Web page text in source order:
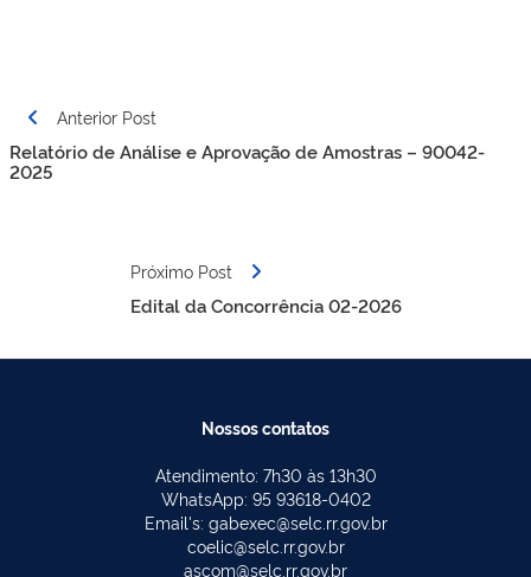
Navegação
de
Post
Anterior Post
Relatório de Análise e Aprovação de Amostras – 90042-
2025
Próximo Post
Edital da Concorrência 02-2026
Nossos contatos
Atendimento: 7h30 às 13h30
WhatsApp: 95 93618-0402
Email's: gabexec@selc.rr.gov.br
coelic@selc.rr.gov.br
ascom@selc.rr.gov.br